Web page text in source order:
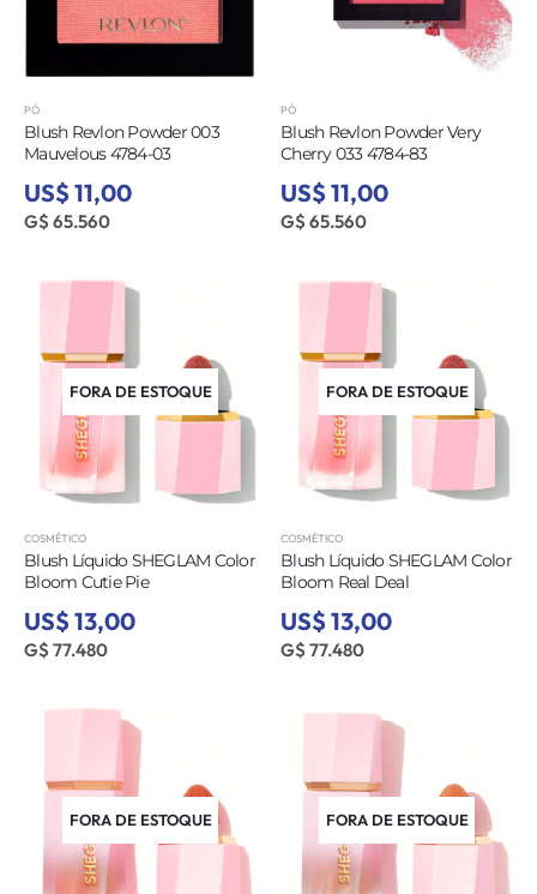
PÓ
Blush Revlon Powder 003
Mauvelous 4784-03
US$ 11,00
G$ 65.560
PÓ
Blush Revlon Powder Very
Cherry 033 4784-83
US$ 11,00
G$ 65.560
FORA DE ESTOQUE
COSMÉTICO
Blush Líquido SHEGLAM Color
Bloom Cutie Pie
US$ 13,00
G$ 77.480
FORA DE ESTOQUE
COSMÉTICO
Blush Líquido SHEGLAM Color
Bloom Real Deal
US$ 13,00
G$ 77.480
FORA DE ESTOQUE FORA DE ESTOQUE